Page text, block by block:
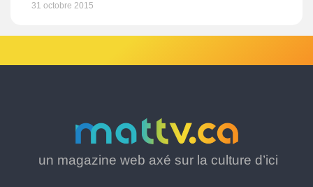
31 octobre 2015
un magazine web axé sur la culture d’ici